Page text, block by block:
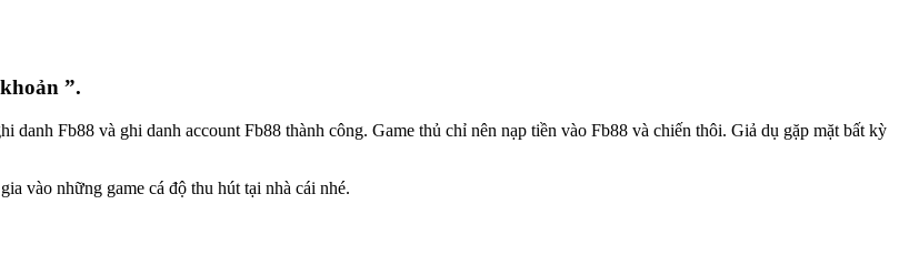
”.
Fb88 và ghi danh account Fb88 thành công. Game thủ chỉ nên nạp tiền vào Fb88 và chiến thôi. Giả dụ gặp mặt bất kỳ
vào những game cá độ thu hút tại nhà cái nhé.